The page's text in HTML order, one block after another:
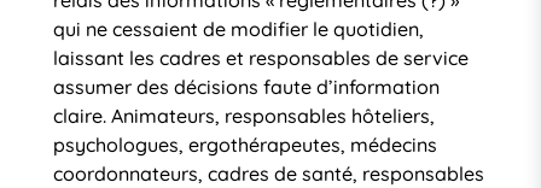
qui ne cessaient de modifier le quotidien,
laissant les cadres et responsables de service
assumer des décisions faute d’information
claire. Animateurs, responsables hôteliers,
psychologues, ergothérapeutes, médecins
coordonnateurs, cadres de santé, responsables